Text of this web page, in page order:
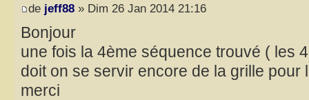
de jeff88 » Dim 26 Jan 2014 21:16
Bonjour
une fois la 4ème séquence trouvé ( les
doit on se servir encore de la grille
merci